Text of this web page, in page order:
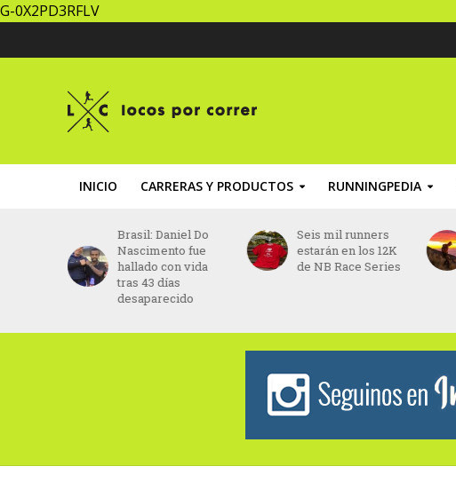
G-0X2PD3RFLV
INICIO CARRERAS Y PRODUCTOS RUNNINGPEDIA
Brasil: Daniel Do
Nascimento fue
hallado con vida
tras 43 días
desaparecido
Seis mil runners
estarán en los 12K
de NB Race Series